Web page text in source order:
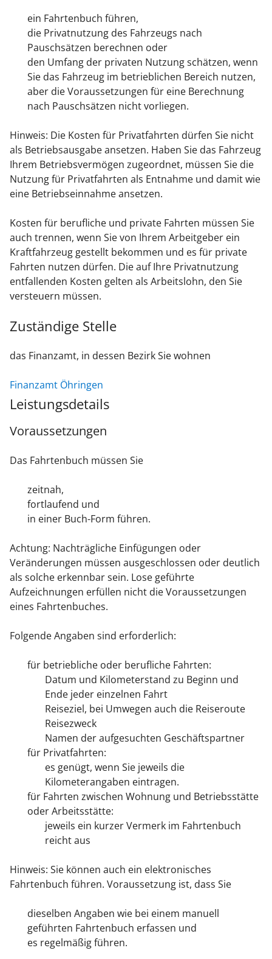
ein Fahrtenbuch führen,
die Privatnutzung des Fahrzeugs nach
Pauschsätzen berechnen oder
den Umfang der privaten Nutzung schätzen, wenn
Sie das Fahrzeug im betrieblichen Bereich nutzen,
aber die Voraussetzungen für eine Berechnung
nach Pauschsätzen nicht vorliegen.
Hinweis: Die Kosten für Privatfahrten dürfen Sie nicht
als Betriebsausgabe ansetzen. Haben Sie das Fahrzeug
Ihrem Betriebsvermögen zugeordnet, müssen Sie die
Nutzung für Privatfahrten als Entnahme und damit wie
eine Betriebseinnahme ansetzen.
Kosten für berufliche und private Fahrten müssen Sie
auch trennen, wenn Sie von Ihrem Arbeitgeber ein
Kraftfahrzeug gestellt bekommen und es für private
Fahrten nutzen dürfen. Die auf Ihre Privatnutzung
entfallenden Kosten gelten als Arbeitslohn, den Sie
versteuern müssen.
Zuständige Stelle
das Finanzamt, in dessen Bezirk Sie wohnen
Finanzamt Öhringen
Leistungsdetails
Voraussetzungen
Das Fahrtenbuch müssen Sie
zeitnah,
fortlaufend und
in einer Buch-Form führen.
Achtung: Nachträgliche Einfügungen oder
Veränderungen müssen ausgeschlossen oder deutlich
als solche erkennbar sein. Lose geführte
Aufzeichnungen erfüllen nicht die Voraussetzungen
eines Fahrtenbuches.
Folgende Angaben sind erforderlich:
für betriebliche oder berufliche Fahrten:
Datum und Kilometerstand zu Beginn und
Ende jeder einzelnen Fahrt
Reiseziel, bei Umwegen auch die Reiseroute
Reisezweck
Namen der aufgesuchten Geschäftspartner
für Privatfahrten:
es genügt, wenn Sie jeweils die
Kilometerangaben eintragen.
für Fahrten zwischen Wohnung und Betriebsstätte
oder Arbeitsstätte:
jeweils ein kurzer Vermerk im Fahrtenbuch
reicht aus
Hinweis: Sie können auch ein elektronisches
Fahrtenbuch führen. Voraussetzung ist, dass Sie
dieselben Angaben wie bei einem manuell
geführten Fahrtenbuch erfassen und
es regelmäßig führen.